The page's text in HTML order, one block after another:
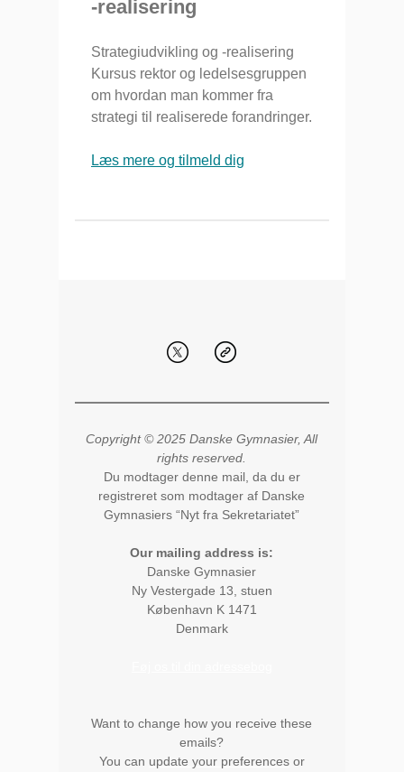
-realisering
Strategiudvikling og -realisering
Kursus rektor og ledelsesgruppen
om hvordan man kommer fra
strategi til realiserede forandringer.
Læs mere og tilmeld dig
Copyright © 2025 Danske Gymnasier, All
rights reserved.
Du modtager denne mail, da du er
registreret som modtager af Danske
Gymnasiers “Nyt fra Sekretariatet”
Our mailing address is:
Danske Gymnasier
Ny Vestergade 13, stuen
København K 1471
Denmark
Want to change how you receive these
emails?
You can update your preferencesor